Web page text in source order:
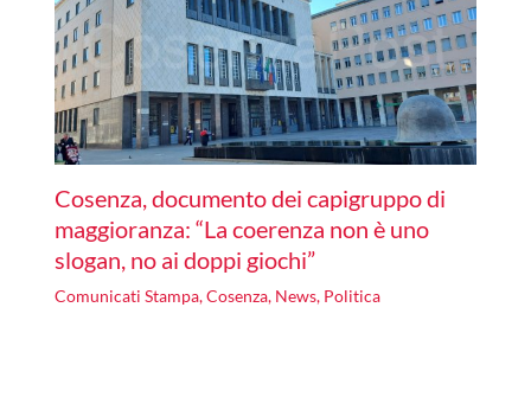
Cosenza, documento dei capigruppo di
maggioranza: “La coerenza non è uno
slogan, no ai doppi giochi”
Comunicati Stampa,Cosenza, News, Politica